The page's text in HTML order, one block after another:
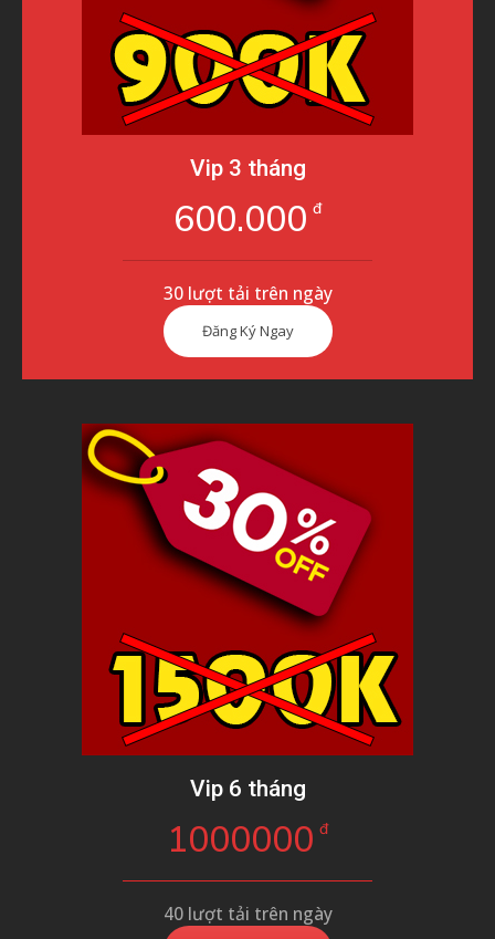
Vip 3 tháng
600.000 đ
30 lượt tải trên ngày
Đăng Ký Ngay
Vip 6 tháng
1000000 đ
40 lượt tải trên ngày